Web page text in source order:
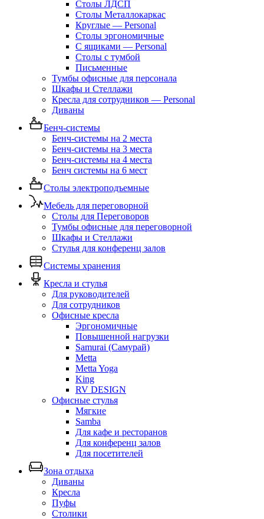
Столы ЛДСП
Столы Металлокаркас
Круглые — Personal
Столы эргономичные
С ящиками — Personal
Столы с тумбой
Письменные
Тумбы офисные для персонала
Шкафы и Стеллажи
Кресла для сотрудников — Personal
Диваны
Бенч-системы
Бенч-системы на 2 места
Бенч-системы на 3 места
Бенч-системы на 4 места
Бенч системы на 6 мест
Столы электроподъемные
Мебель для переговорной
Столы для Переговоров
Тумбы офисные для переговорной
Шкафы и Стеллажи
Стулья для конференц залов
Системы хранения
Кресла и стулья
Для руководителей
Для сотрудников
Офисные кресла
Эргономичные
Повышенной нагрузки
Samurai (Самурай)
Metta
Metta Yoga
King
RV DESIGN
Офисные стулья
Мягкие
Samba
Для кафе и ресторанов
Для конференц залов
Для посетителей
Зона отдыха
Диваны
Кресла
Пуфы
Столики